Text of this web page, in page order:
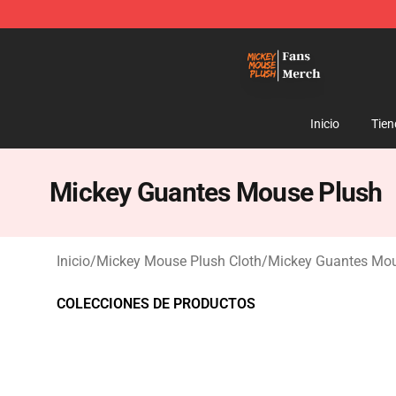
Inicio
Mickey Guantes Mouse Plush
Inicio/Mickey Mouse Plush Cloth/Mickey Guantes
COLECCIONES DE PRODUCTOS